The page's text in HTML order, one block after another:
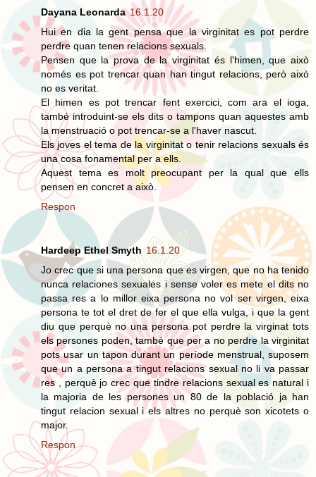
Dayana Leonarda 16.1.20
Hui en dia la gent pensa que la virginitat es pot perdre
perdre quan tenen relacions sexuals.
Pensen que la prova de la virginitat és l'himen, que això
només es pot trencar quan han tingut relacions, però això
no es veritat.
El himen es pot trencar fent exercici, com ara el ioga,
també introduint-se els dits o tampons quan aquestes amb
la menstruació o pot trencar-se a l'haver nascut.
Els joves el tema de la virginitat o tenir relacions sexuals és
una cosa fonamental per a ells.
Aquest tema es molt preocupant per la qual que ells
pensen en concret a això.
Respon
Hardeep Ethel Smyth 16.1.20
Jo crec que si una persona que es virgen, que no ha tenido
nunca relaciones sexuales i sense voler es mete el dits no
passa res a lo millor eixa persona no vol ser virgen, eixa
persona te tot el dret de fer el que ella vulga, i que la gent
diu que perquè no una persona pot perdre la virginat tots
els persones poden, també que per a no perdre la virginitat
pots usar un tapon durant un període menstrual, suposem
que un a persona a tingut relacions sexual no li va passar
res , perquè jo crec que tindre relacions sexual es natural i
la majoria de les persones un 80 de la població ja han
tingut relacion sexual i els altres no perquè son xicotets o
major.
Respon